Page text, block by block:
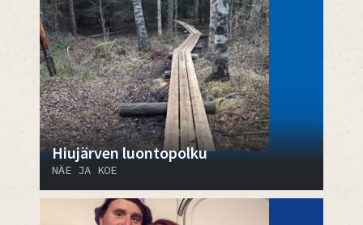
Hiujärven luontopolku
NÄE JA KOE